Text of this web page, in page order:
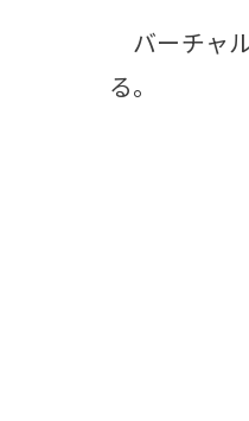
バーチャ
る。